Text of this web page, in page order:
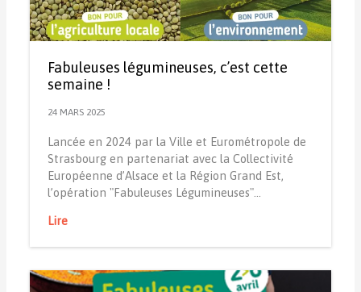
Fabuleuses légumineuses, c’est cette
semaine !
24 MARS 2025
Lancée en 2024 par la Ville et Eurométropole de
Strasbourg en partenariat avec la Collectivité
Européenne d’Alsace et la Région Grand Est,
l’opération "Fabuleuses Légumineuses"…
Lire